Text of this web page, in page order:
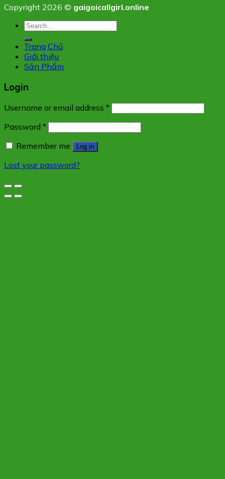
Copyright 2026 © gaigoicallgirl.online
Search
Trang Chủ
Giới thiệu
Sản Phẩm
Login
Username or email address *
Password *
Remember me
Log in
Lost your password?